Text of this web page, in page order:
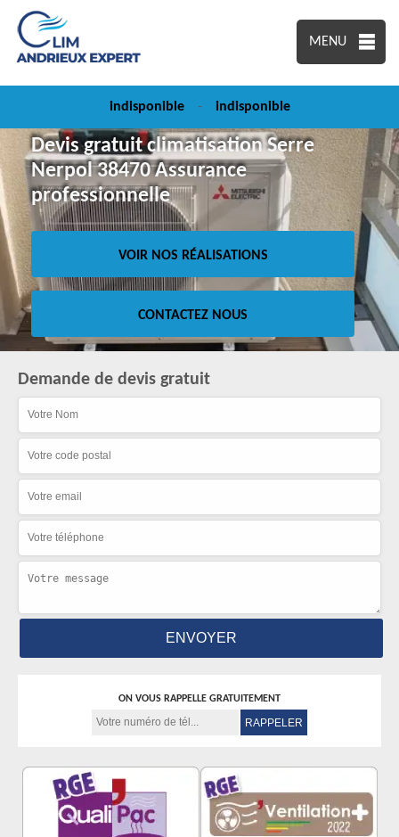
MENU
indisponible - indisponible
Devis gratuit climatisation Serre
Nerpol 38470 Assurance
professionnelle
VOIR NOS RÉALISATIONS
CONTACTEZ NOUS
Demande de devis gratuit
ON VOUS RAPPELLE GRATUITEMENT